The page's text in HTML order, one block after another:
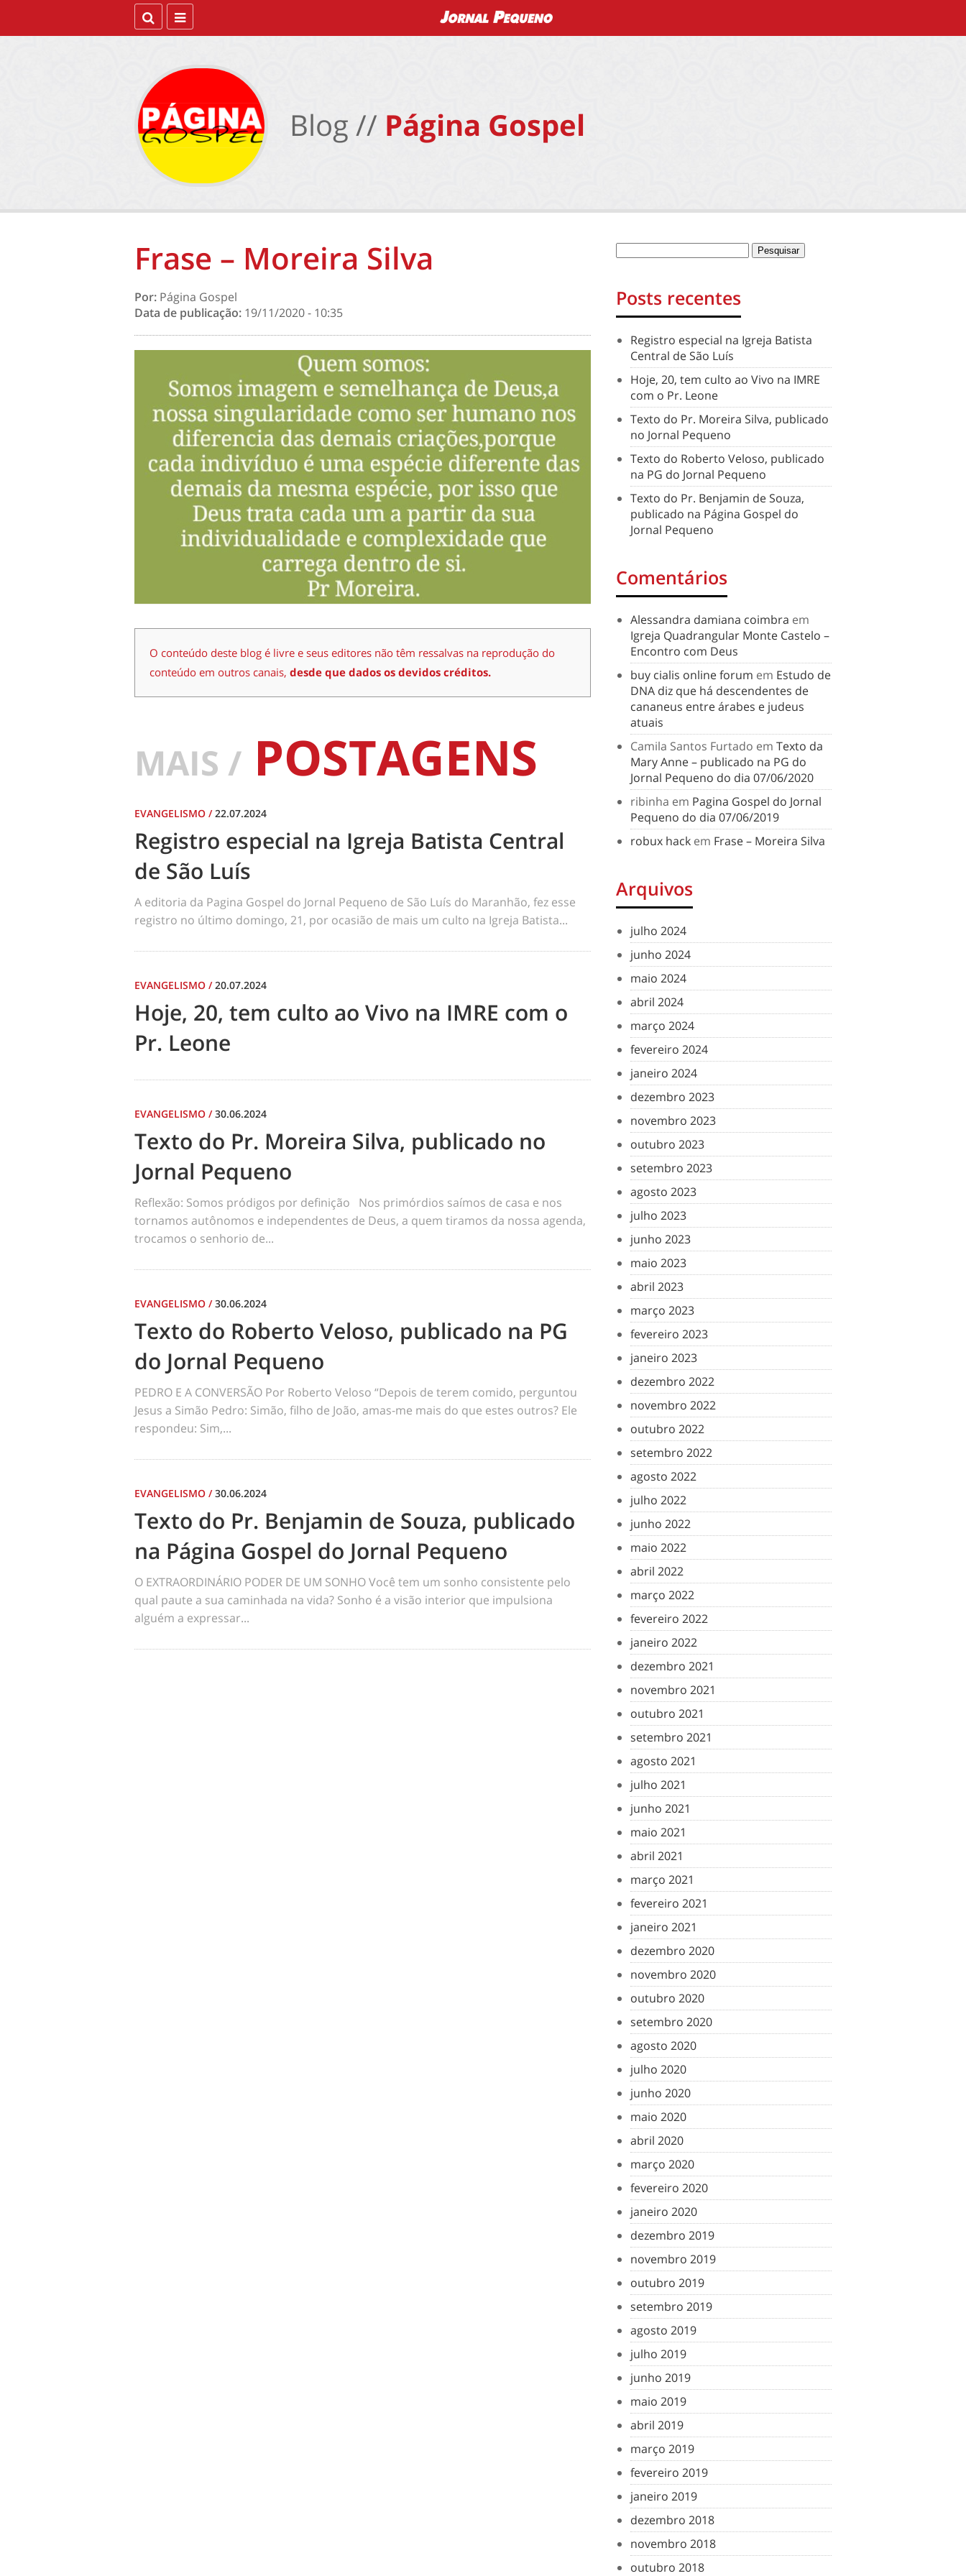
Blog // Página Gospel
Frase – Moreira Silva
Por: Página Gospel
Data de publicação: 19/11/2020 - 10:35
O conteúdo deste blog é livre e seus editores não têm ressalvas na reprodução do
conteúdo em outros canais, desde que dados os devidos créditos.
MAIS / POSTAGENS
EVANGELISMO /22.07.2024
Registro especial na Igreja Batista Central
de São Luís
A editoria da Pagina Gospel do Jornal Pequeno de São Luís do Maranhão, fez esse
registro no último domingo, 21, por ocasião de mais um culto na Igreja Batista...
EVANGELISMO /20.07.2024
Hoje, 20, tem culto ao Vivo na IMRE com o
Pr. Leone
EVANGELISMO /30.06.2024
Texto do Pr. Moreira Silva, publicado no
Jornal Pequeno
Reflexão: Somos pródigos por definição Nos primórdios saímos de casa e nos
tornamos autônomos e independentes de Deus, a quem tiramos da nossa agenda,
trocamos o senhorio de...
EVANGELISMO /30.06.2024
Texto do Roberto Veloso, publicado na PG
do Jornal Pequeno
PEDRO E A CONVERSÃO Por Roberto Veloso “Depois de terem comido, perguntou
Jesus a Simão Pedro: Simão, filho de João, amas-me mais do que estes outros? Ele
respondeu: Sim,...
EVANGELISMO /30.06.2024
Texto do Pr. Benjamin de Souza, publicado
na Página Gospel do Jornal Pequeno
O EXTRAORDINÁRIO PODER DE UM SONHO Você tem um sonho consistente pelo
qual paute a sua caminhada na vida? Sonho é a visão interior que impulsiona
alguém a expressar...
Posts recentes
Registro especial na Igreja Batista
Central de São Luís
Hoje, 20, tem culto ao Vivo na IMRE
com o Pr. Leone
Texto do Pr. Moreira Silva, publicado
no Jornal Pequeno
Texto do Roberto Veloso, publicado
na PG do Jornal Pequeno
Texto do Pr. Benjamin de Souza,
publicado na Página Gospel do
Jornal Pequeno
Comentários
Alessandra damiana coimbra em
Igreja Quadrangular Monte Castelo –
Encontro com Deus
buy cialis online forum em Estudo de
DNA diz que há descendentes de
cananeus entre árabes e judeus
atuais
Camila Santos Furtado em Texto da
Mary Anne – publicado na PG do
Jornal Pequeno do dia 07/06/2020
ribinha em Pagina Gospel do Jornal
Pequeno do dia 07/06/2019
robux hack em Frase – Moreira Silva
Arquivos
julho 2024
junho 2024
maio 2024
abril 2024
março 2024
fevereiro 2024
janeiro 2024
dezembro 2023
novembro 2023
outubro 2023
setembro 2023
agosto 2023
julho 2023
junho 2023
maio 2023
abril 2023
março 2023
fevereiro 2023
janeiro 2023
dezembro 2022
novembro 2022
outubro 2022
setembro 2022
agosto 2022
julho 2022
junho 2022
maio 2022
abril 2022
março 2022
fevereiro 2022
janeiro 2022
dezembro 2021
novembro 2021
outubro 2021
setembro 2021
agosto 2021
julho 2021
junho 2021
maio 2021
abril 2021
março 2021
fevereiro 2021
janeiro 2021
dezembro 2020
novembro 2020
outubro 2020
setembro 2020
agosto 2020
julho 2020
junho 2020
maio 2020
abril 2020
março 2020
fevereiro 2020
janeiro 2020
dezembro 2019
novembro 2019
outubro 2019
setembro 2019
agosto 2019
julho 2019
junho 2019
maio 2019
abril 2019
março 2019
fevereiro 2019
janeiro 2019
dezembro 2018
novembro 2018
outubro 2018